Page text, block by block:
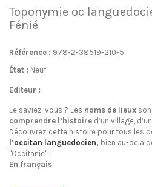
Toponymie oc
Fénié
Référence : 978-2-38519-210-5
État : Neuf
Editeur :
Le saviez-vous ? Les noms de lieux
comprendre l’histoire d’un village,
Découvrez cette histoire pour tous les
l’occitan languedocien, bien au-delà
"Occitanie" !
En français.